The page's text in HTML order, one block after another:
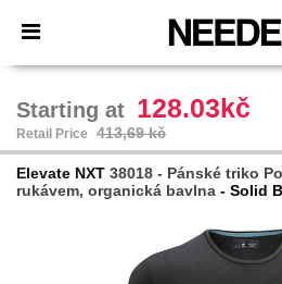
× Aplikace Needen
Lepší ceny v aplikaci!
Starting at 128.03kč
Retail Price 413,69 kč
Elevate NXT 38018 - Pánské triko
rukávem, organická bavlna - Solid